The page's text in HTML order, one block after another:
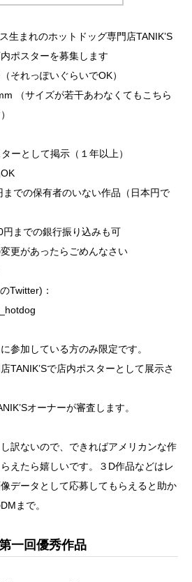
生まれのホットドッグ専門店TANIK’S
ポスターを募集します
それっぽいぐらいでOK）
（サイズが若干あわなくてもこちら
ーとして掲示（１年以上）
での保有者のいない作品（日本円で
までの銀行振り込みも可
更があったらごめんなさい
Twitter)：
参加している方のみ限定です。
TANIK’Sで店内ポスターとして展示さ
オーナーが審査します。
訳ないので、できればアメリカンな作
えたら嬉しいです。３D作品などはレ
データとして応募してもらえると助か
まで。
一回優秀作品